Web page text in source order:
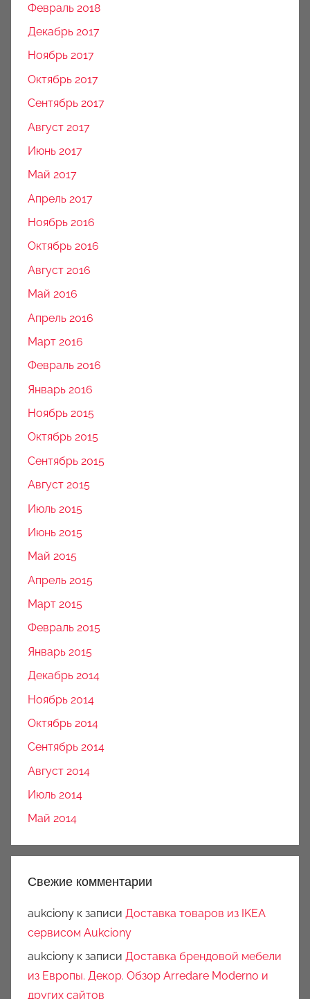
Февраль 2018
Декабрь 2017
Ноябрь 2017
Октябрь 2017
Сентябрь 2017
Август 2017
Июнь 2017
Май 2017
Апрель 2017
Ноябрь 2016
Октябрь 2016
Август 2016
Май 2016
Апрель 2016
Март 2016
Февраль 2016
Январь 2016
Ноябрь 2015
Октябрь 2015
Сентябрь 2015
Август 2015
Июль 2015
Июнь 2015
Май 2015
Апрель 2015
Март 2015
Февраль 2015
Январь 2015
Декабрь 2014
Ноябрь 2014
Октябрь 2014
Сентябрь 2014
Август 2014
Июль 2014
Май 2014
Свежие комментарии
aukciony к записи Доставка товаров из IKEA
сервисом Aukciony
aukciony к записи Доставка брендовой мебели
из Европы. Декор. Обзор Arredare Moderno и
других сайтов